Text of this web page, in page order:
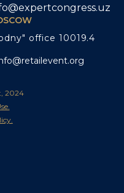
office 10019.4
2024